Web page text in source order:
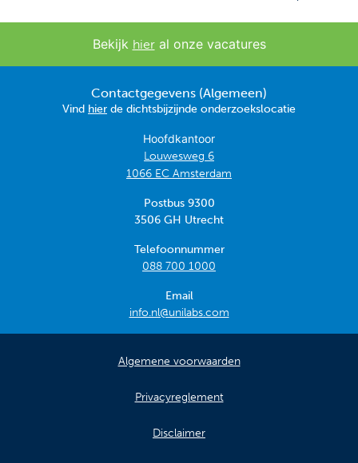
Bekijk hieral onze vacatures
Contactgegevens (Algemeen)
Vind hier de dichtsbijzijnde onderzoekslocatie
Hoofdkantoor
Louwesweg 6
1066 EC Amsterdam
Postbus 9300
3506 GH Utrecht
Telefoonnummer
088 700 1000
Email
info.nl@unilabs.com
Algemene voorwaarden
Privacyreglement
Disclaimer